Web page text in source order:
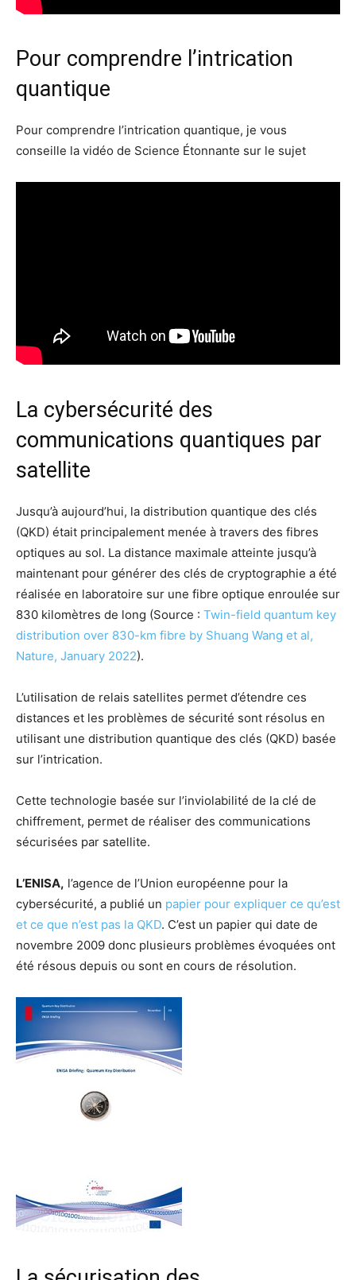
Pour comprendre l’intrication
quantique
Pour comprendre l’intrication quantique, je vous
conseille la vidéo de Science Étonnante sur le sujet
La cybersécurité des
communications quantiques par
satellite
Jusqu’à aujourd’hui, la distribution quantique des clés
(QKD) était principalement menée à travers des fibres
optiques au sol. La distance maximale atteinte jusqu’à
maintenant pour générer des clés de cryptographie a été
réalisée en laboratoire sur une fibre optique enroulée sur
830 kilomètres de long (Source : Twin-field quantum key
distribution over 830-km fibre by Shuang Wang et al,
Nature, January 2022).
L’utilisation de relais satellites permet d’étendre ces
distances et les problèmes de sécurité sont résolus en
utilisant une distribution quantique des clés (QKD) basée
sur l’intrication.
Cette technologie basée sur l’inviolabilité de la clé de
chiffrement, permet de réaliser des communications
sécurisées par satellite.
L’ENISA, l’agence de l’Union européenne pour la
cybersécurité, a publié un papier pour expliquer ce qu’est
et ce que n’est pas la QKD. C’est un papier qui date de
novembre 2009 donc plusieurs problèmes évoquées ont
été résous depuis ou sont en cours de résolution.